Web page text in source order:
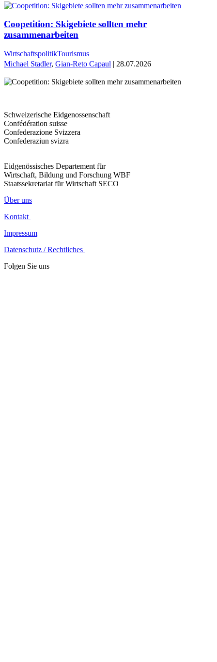
Coopetition: Skigebiete sollten mehr
zusammenarbeiten
WirtschaftspolitikTourismus
Michael Stadler, Gian-Reto Capaul | 28.07.2026
Schweizerische Eidgenossenschaft
Confédération suisse
Confederazione Svizzera
Confederaziun svizra
Eidgenössisches Departement für
Wirtschaft, Bildung und Forschung WBF
Staatssekretariat für Wirtschaft SECO
Über uns
Kontakt
Impressum
Datenschutz / Rechtliches
Folgen Sie uns